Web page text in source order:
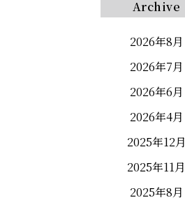
Archive
2026年8月
2026年7月
2026年6月
2026年4月
2025年12月
2025年11月
2025年8月